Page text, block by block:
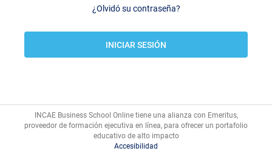
¿Olvidó su contraseña?
INCAE Business School Online tiene una alianza con Emeritus,
proveedor de formación ejecutiva en línea, para ofrecer un portafolio
educativo de alto impacto
Accesibilidad